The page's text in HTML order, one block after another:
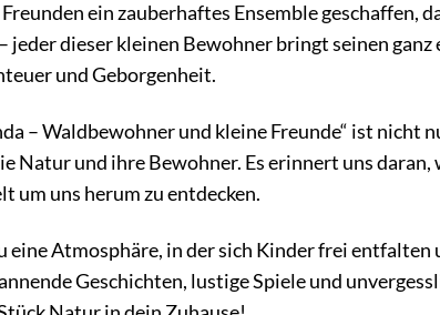
ein zauberhaftes Ensemble geschaffen,
jeder dieser kleinen Bewohner bringt seinen
und Geborgenheit.
– Waldbewohner und kleine Freunde“ ist nicht
Natur und ihre Bewohner. Es erinnert uns daran,
um uns herum zu entdecken.
Atmosphäre, in der sich Kinder frei entfalten
Geschichten, lustige Spiele und